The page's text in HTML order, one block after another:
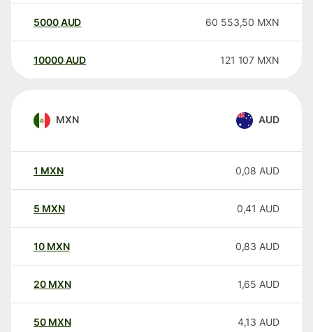
5000AUD 60 553,50 MXN
10000 AUD 121 107 MXN
MXN AUD
1 MXN 0,08 AUD
5 MXN 0,41 AUD
10 MXN 0,83 AUD
20 MXN 1,65 AUD
50 MXN 4,13 AUD